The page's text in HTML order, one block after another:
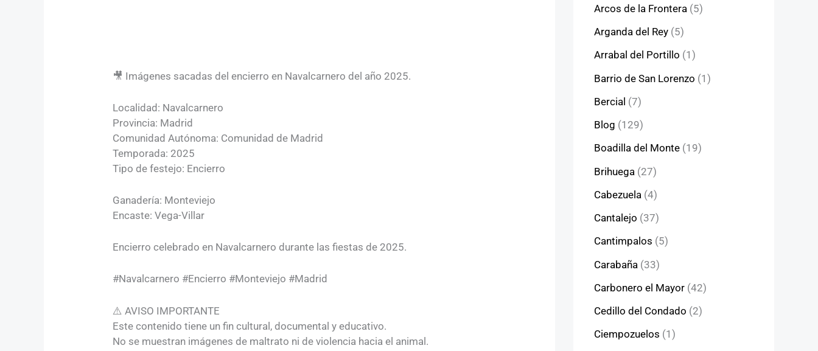
🎥 Imágenes sacadas del encierro en Navalcarnero del año 2025.
Localidad: Navalcarnero
Provincia: Madrid
Comunidad Autónoma: Comunidad de Madrid
Temporada: 2025
Tipo de festejo: Encierro
Ganadería: Monteviejo
Encaste: Vega-Villar
Encierro celebrado en Navalcarnero durante las fiestas de 2025.
#Navalcarnero #Encierro #Monteviejo #Madrid
⚠️ AVISO IMPORTANTE
Este contenido tiene un fin cultural, documental y educativo.
No se muestran imágenes de maltrato ni de violencia hacia el animal.
Arcos de la Frontera (5)
Arganda del Rey (5)
Arrabal del Portillo (1)
Barrio de San Lorenzo (1)
Bercial (7)
Blog (129)
Boadilla del Monte (19)
Brihuega (27)
Cabezuela (4)
Cantalejo (37)
Cantimpalos (5)
Carabaña (33)
Carbonero el Mayor (42)
Cedillo del Condado (2)
Ciempozuelos (1)